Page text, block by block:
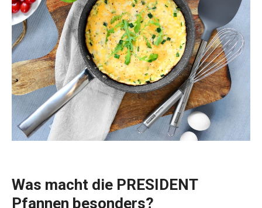
Was macht die PRESIDENT
Pfannen besonders?